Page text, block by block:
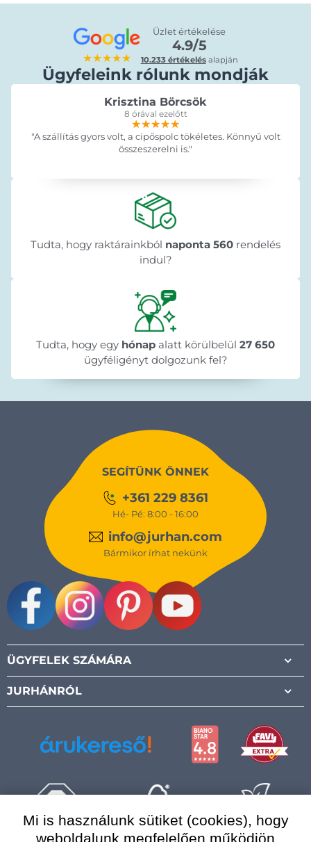
★★★★★
Üzlet értékelése
4.9/5
10.233 értékelésalapján
Ügyfeleink rólunk mondják
Krisztina Börcsök
8 órával ezelőtt
★★★★★
★★★★★
★★★★★
"A szállítás gyors volt, a cipőspolc tökéletes. Könnyű volt
összeszerelni is."
Tudta, hogy raktárainkból naponta 560 rendelés
indul?
Tudta, hogy egy hónap alatt körülbelül 27 650
ügyféligényt dolgozunk fel?
SEGÍTÜNK ÖNNEK
+361 229 8361
Hé- Pé: 8:00 - 16:00
info@jurhan.com
Bármikor írhat nekünk
ÜGYFELEK SZÁMÁRA
JURHÁNRÓL
Mi is használunk sütiket (cookies), hogy
weboldalunk megfelelően működjön